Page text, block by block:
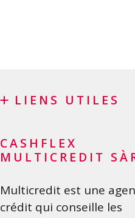
LIENS UTILES
Demande de sponsoring
FAQ
Liste de contrôle
CASHFLEX
MULTICREDIT
Multicredit est une
crédit qui conseille les